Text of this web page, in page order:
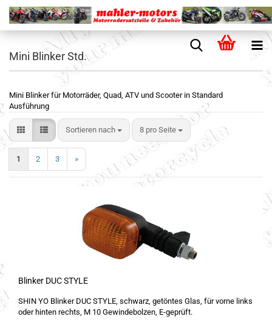
Mini Blinker Std.
Mini Blinker für Motorräder, Quad, ATV und Scooter in Standard
Ausführung
Sortieren nach 8 pro Seite
1 2 3 »
Blinker DUC STYLE
SHIN YO Blinker DUC STYLE, schwarz, getöntes Glas, für vorne links
oder hinten rechts, M 10 Gewindebolzen, E-geprüft.